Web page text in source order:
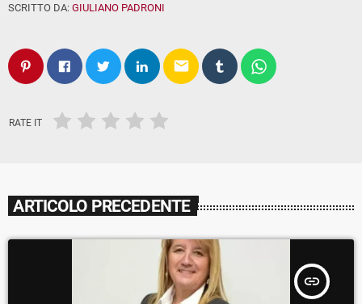
SCRITTO DA: GIULIANO PADRONI
email
RATE IT
ARTICOLO PRECEDENTE
insert_link